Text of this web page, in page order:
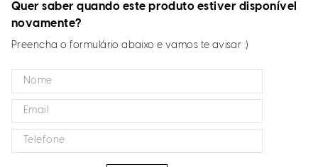
Quer saber quando este produto estiver disponível
novamente?
Preencha o formulário abaixo e vamos te avisar :)